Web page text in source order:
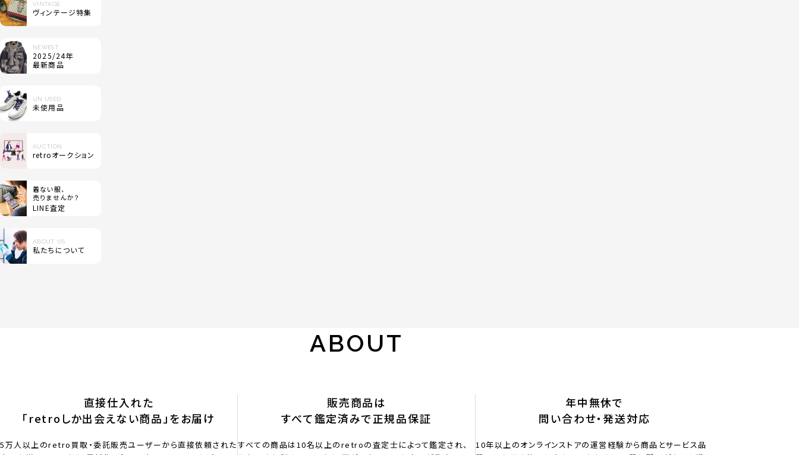
VINTAGE
ヴィンテージ特集
NEWEST
2025/24年
最新商品
UN USED
未使用品
AUCTION
retroオークション
着ない服、
売りませんか？
LINE査定
ABOUT US
私たちについて
ABOUT
直接仕入れた
「retroしか出会えない商品」をお届け
5万人以上のretro買取・委託販売ユーザーから直接依頼された
販売商品は
すべて鑑定済みで正規品保証
すべての商品は10名以上のretroの査定士によって鑑定され、
年中無休で
問い合わせ・発送対応
10年以上のオンラインストアの運営経験から商品とサービス品